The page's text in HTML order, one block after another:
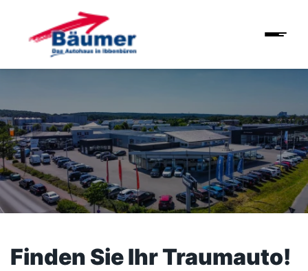
Finden Sie Ihr Traumauto!